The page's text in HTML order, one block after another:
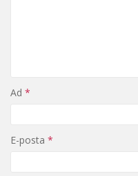
Ad *
E-posta *